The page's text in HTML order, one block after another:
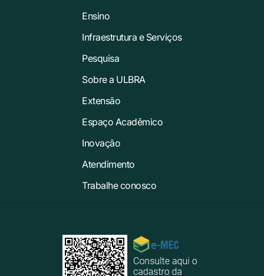
Ensino
Infraestrutura e Serviços
Pesquisa
Sobre a ULBRA
Extensão
Espaço Acadêmico
Inovação
Atendimento
Trabalhe conosco